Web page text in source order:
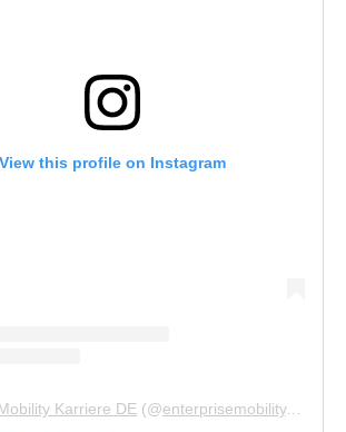
View this profile on Instagram
Karriere DE (@enterprisemobility.karriere.de